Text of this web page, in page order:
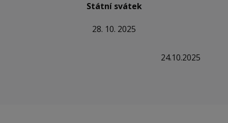
Státní svátek
28. 10. 2025
24.10.2025